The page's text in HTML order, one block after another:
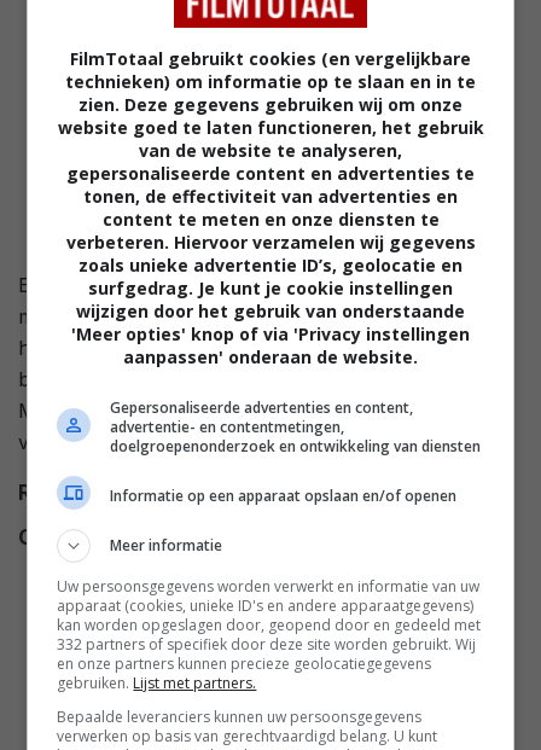
Een luchtmachtofficier en een gepensioneerde
melkboer besluiten hun geschillen opzij te zetten als
hun echtgenotes op dezelfde dag overlijden. Ze gaan
bij elkaar wonen en hebben het op zich goed samen.
Maar dan arriveert een aantrekkelijke vrouw met een
verborgen agenda.
Regie Paul Seed.
Cast
Joanna Lumley
Joanna Scanlan ,Priyanga Elan
Ursula Howells,Katie Carr,
Aileen O'Gorman,Iain Jones
Caroline Carver
Clarke,Laura Heath,Rosamund
FilmTotaal gebruikt cookies (en vergelijkbare
technieken) om informatie op te slaan en in te
zien. Deze gegevens gebruiken wij om onze
website goed te laten functioneren, het gebruik
van de website te analyseren,
gepersonaliseerde content en advertenties te
tonen, de effectiviteit van advertenties en
content te meten en onze diensten te
verbeteren. Hiervoor verzamelen wij gegevens
zoals unieke advertentie ID’s, geolocatie en
surfgedrag. Je kunt je cookie instellingen
wijzigen door het gebruik van onderstaande
'Meer opties' knop of via 'Privacy instellingen
aanpassen' onderaan de website.
Gepersonaliseerde advertenties en content,
advertentie- en contentmetingen,
doelgroepenonderzoek en ontwikkeling van diensten
Informatie op een apparaat opslaan en/of openen
Meer informatie
Uw persoonsgegevens worden verwerkt en informatie van uw
apparaat (cookies, unieke ID's en andere apparaatgegevens)
kan worden opgeslagen door, geopend door en gedeeld met
332 partners of specifiek door deze site worden gebruikt. Wij
en onze partners kunnen precieze geolocatiegegevens
gebruiken. Lijst met partners.
Bepaalde leveranciers kunnen uw persoonsgegevens
verwerken op basis van gerechtvaardigd belang. U kunt